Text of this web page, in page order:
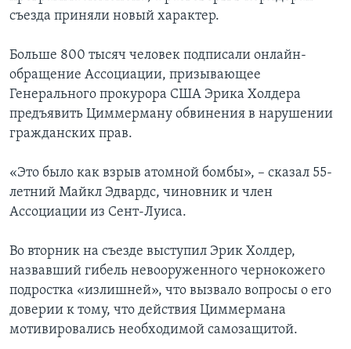
съезда приняли новый характер.
Больше 800 тысяч человек подписали онлайн-
обращение Ассоциации, призывающее
Генерального прокурора США Эрика Холдера
предъявить Циммерману обвинения в нарушении
гражданских прав.
«Это было как взрыв атомной бомбы», – сказал 55-
летний Майкл Эдвардс, чиновник и член
Ассоциации из Сент-Луиса.
Во вторник на съезде выступил Эрик Холдер,
назвавший гибель невооруженного чернокожего
подростка «излишней», что вызвало вопросы о его
доверии к тому, что действия Циммермана
мотивировались необходимой самозащитой.